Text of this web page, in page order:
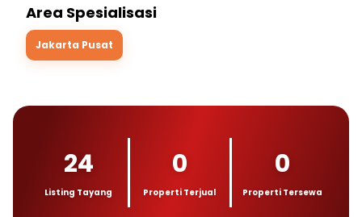
Area Spesialisasi
Jakarta Pusat
24
Listing Tayang
0
Properti Terjual
0
Properti Tersewa